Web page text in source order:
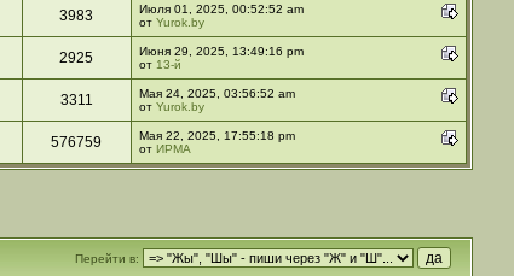
3983
Июля 01, 2025, 00:52:52 am
от Yurok.by
2925
Июня 29, 2025, 13:49:16 pm
от 13-й
3311
Мая 24, 2025, 03:56:52 am
от Yurok.by
576759
Мая 22, 2025, 17:55:18 pm
от ИРМА
Перейти в: